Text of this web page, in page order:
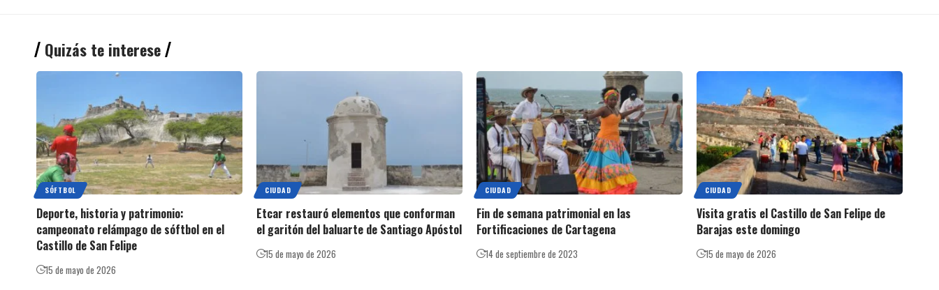
Quizás te interese
SÓFTBOL
Deporte, historia y patrimonio:
campeonato relámpago de sóftbol en el
Castillo de San Felipe
15 de mayo de 2026
CIUDAD
Etcar restauró elementos que conforman
el garitón del baluarte de Santiago Apóstol
15 de mayo de 2026
CIUDAD
Fin de semana patrimonial en las
Fortificaciones de Cartagena
14 de septiembre de 2023
CIUDAD
Visita gratis el Castillo de San Felipe de
Barajas este domingo
15 de mayo de 2026